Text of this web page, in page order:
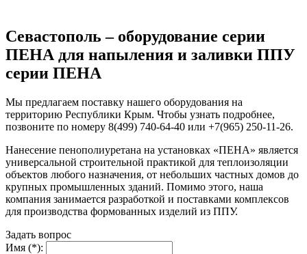
Севастополь – оборудование серии
ПЕНА для напыления и заливки ППУ
серии ПЕНА
Мы предлагаем поставку нашего оборудования на
территорию Республики Крым. Чтобы узнать подробнее,
позвоните по номеру 8(499) 740-64-40 или +7(965) 250-11-26.
Нанесение пенополиуретана на установках «ПЕНА» является
универсальной строительной практикой для теплоизоляции
объектов любого назначения, от небольших частных домов до
крупных промышленных зданий. Помимо этого, наша
компания занимается разработкой и поставками комплексов
для производства формованных изделий из ППУ.
Задать вопрос
Имя (*):